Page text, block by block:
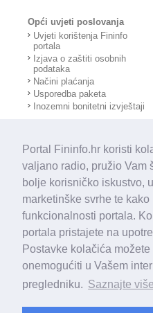
Portal Fininfo.hr koristi
valjano radio, pružio Vam
bolje korisničko iskustvo,
marketinške svrhe te
funkcionalnosti portala.
portala pristajete na
Postavke kolačića
onemogućiti u Vašem
pregledniku. Saznajte više
Opći uvjeti poslovanja
Uvjeti korištenja Fininfo
portala
Izjava o zaštiti osobnih
podataka
Načini plaćanja
Usporedba paketa
Inozemni bonitetni izvještaji